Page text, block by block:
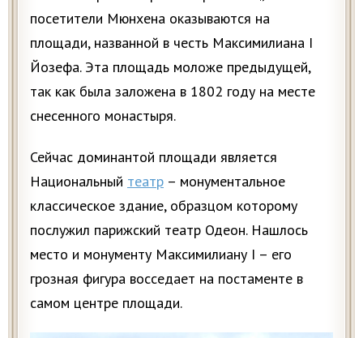
посетители Мюнхена оказываются на
площади, названной в честь Максимилиана I
Йозефа. Эта площадь моложе предыдущей,
так как была заложена в 1802 году на месте
снесенного монастыря.
Сейчас доминантой площади является
Национальный театр – монументальное
классическое здание, образцом которому
послужил парижский театр Одеон. Нашлось
место и монументу Максимилиану I – его
грозная фигура восседает на постаменте в
самом центре площади.